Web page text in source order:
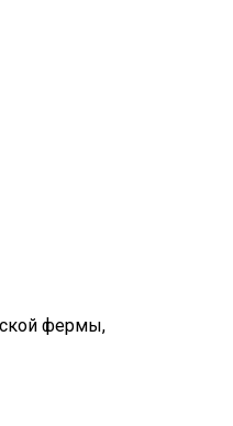
фермы,